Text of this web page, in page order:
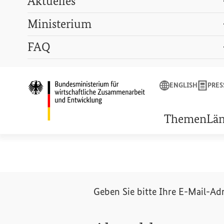
Startseite des
ENGLISH
Themen
Ministerium
FAQ
ENGLISH PRESSE LEXIKON GEBÄRDENSPRACHE
BMZ- Newsletter
Geben Sie bitte Ihre E-Mail-